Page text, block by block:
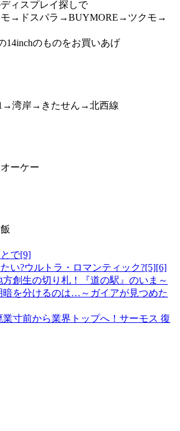
ィスプレイ探しで
→ドスパラ→BUYMORE→ツクモ→
14inchのものをお買いあげ
湾岸→きたせん→北西線
ーケー
で[9]
い?ウルトラ・ロマンティック?[5][6]
創生の切り札！『道の駅』のいま～
を分けるのは…～ガイアが見つめた
業寸前から業界トップへ！サーモス 復